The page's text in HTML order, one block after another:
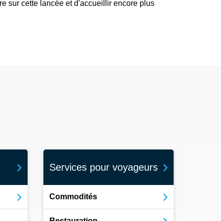
sur cette lancée et d'accueillir encore plus
Services pour voyageurs
Commodités